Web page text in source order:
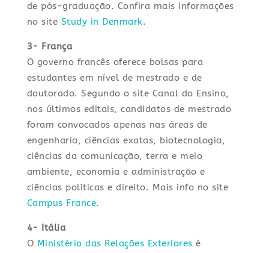
de pós-graduação. Confira mais informações
no site Study in Denmark.
3- França
O governo francês oferece bolsas para
estudantes em nível de mestrado e de
doutorado. Segundo o site Canal do Ensino,
nos últimos editais, candidatos de mestrado
foram convocados apenas nas áreas de
engenharia, ciências exatas, biotecnologia,
ciências da comunicação, terra e meio
ambiente, economia e administração e
ciências políticas e direito. Mais info no site
Campus France.
4- Itália
O Ministério das Relações Exteriores é